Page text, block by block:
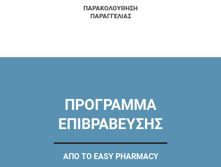
ΠΑΡΑΚΟΛΟΥΘΗΣΗ
ΠΑΡΑΓΓΕΛΙΑΣ
ΠΡΟΓΡΑΜΜΑ
ΕΠΙΒΡΑΒΕΥΣΗΣ
ΑΠΟ ΤΟ EASY PHARMACY